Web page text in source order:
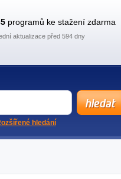
programů ke stažení zdarma
aktualizace před 594 dny
hledání